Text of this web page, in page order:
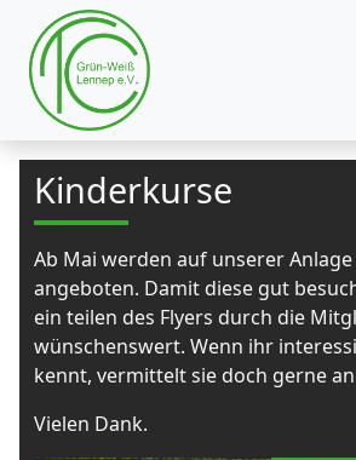
Kinderkurse
Ab Mai werden auf unserer
angeboten. Damit diese gut
ein teilen des Flyers durch die
wünschenswert. Wenn ihr
kennt, vermittelt sie doch gerne
Vielen Dank.